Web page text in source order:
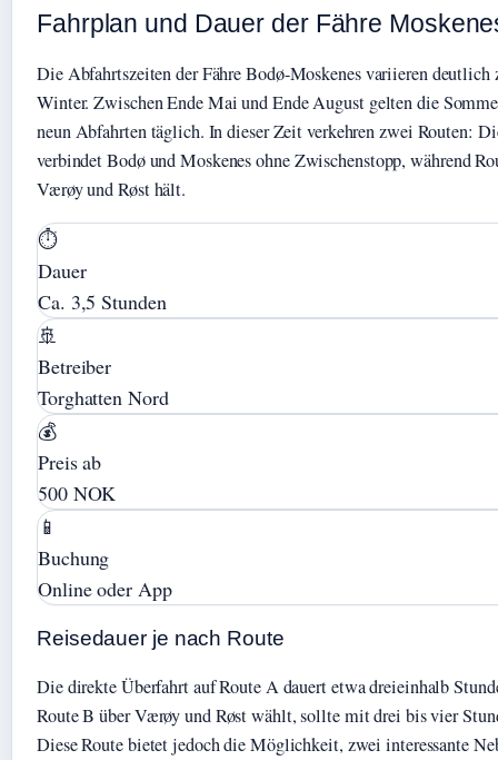
Fahrplan und Dauer der Fähre
Die Abfahrtszeiten der Fähre Bodø-Moskenes variieren deutlich
Winter. Zwischen Ende Mai und Ende August gelten die
neun Abfahrten täglich. In dieser Zeit verkehren zwei Routen:
verbindet Bodø und Moskenes ohne Zwischenstopp, während
Værøy und Røst hält.
⏱
Dauer
Ca. 3,5 Stunden
🚢
Betreiber
Torghatten Nord
💰
Preis ab
500 NOK
📱
Buchung
Online oder App
Reisedauer je nach Route
Die direkte Überfahrt auf Route A dauert etwa dreieinhalb
Route B über Værøy und Røst wählt, sollte mit drei bis vier
Diese Route bietet jedoch die Möglichkeit, zwei interessante